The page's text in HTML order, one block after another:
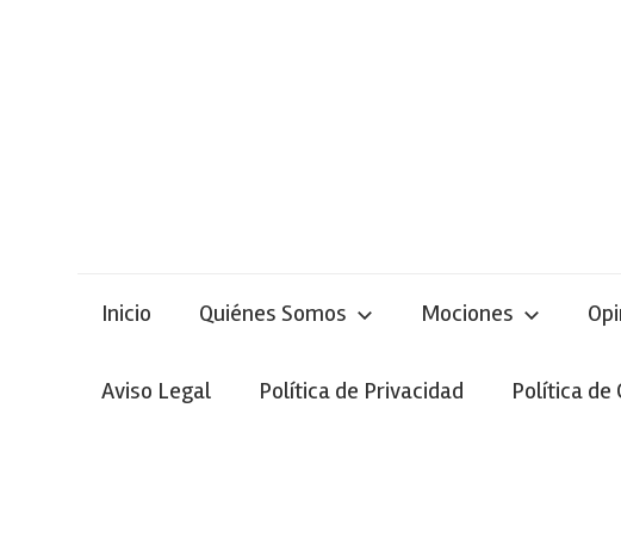
Inicio Quiénes Somos Mociones
Aviso Legal Política de Privacidad Política de